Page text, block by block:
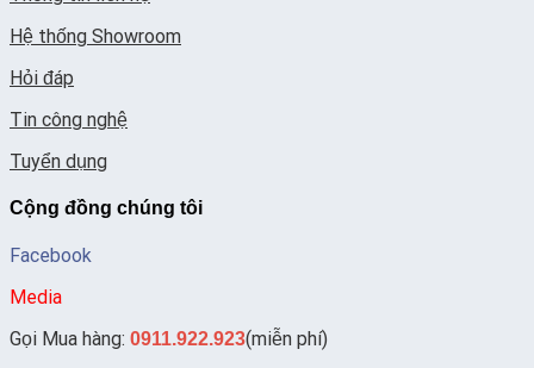
Hệ thống Showroom
Hỏi đáp
Tin công nghệ
Tuyển dụng
Cộng đồng chúng tôi
Facebook
Media
Gọi Mua hàng: 0911.922.923(miễn phí)